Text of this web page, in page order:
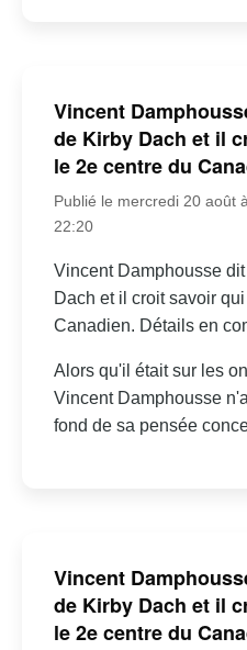
Vincent
de Kirby Dach et il
le 2e centre du
Publié le mercredi 20 août à
22:20
Vincent Damphousse
Dach et il croit savoir
Canadien. Détails en
Alors qu'il était sur les
Vincent Damphousse
fond de sa pensée
Vincent
de Kirby Dach et il
le 2e centre du